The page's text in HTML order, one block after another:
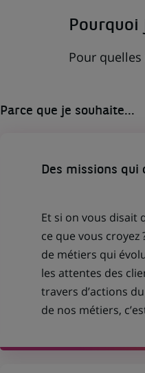
Pour
Parce que je souhaite...
Des missions qui
Et si on vous disait
ce que vous croyez
de métiers qui
les attentes des
travers d’actions
de nos métiers,